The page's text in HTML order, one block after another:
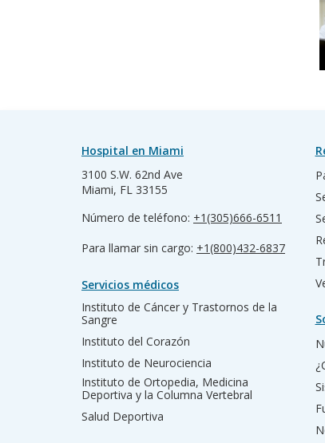
Hospital en Miami
3100 S.W. 62nd Ave
Miami, FL 33155
Número de teléfono: +1(305)666-6511
Para llamar sin cargo: +1(800)432-6837
Servicios médicos
Instituto de Cáncer y Trastornos de la
Sangre
Instituto del Corazón
Instituto de Neurociencia
Instituto de Ortopedia, Medicina
Deportiva y la Columna Vertebral
Salud Deportiva